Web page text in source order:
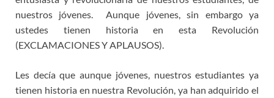
nuestros jóvenes. Aunque jóvenes, sin embargo ya
ustedes tienen historia en esta Revolución
(EXCLAMACIONES Y APLAUSOS).
Les decía que aunque jóvenes, nuestros estudiantes ya
tienen historia en nuestra Revolución, ya han adquirido el